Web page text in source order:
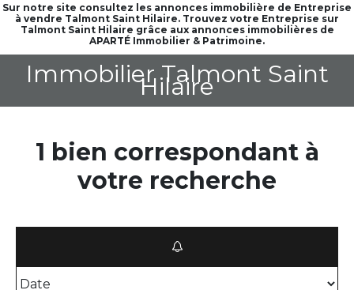
Sur notre site consultez les annonces immobilière de Entreprise
à vendre Talmont Saint Hilaire. Trouvez votre Entreprise sur
Talmont Saint Hilaire grâce aux annonces immobilières de
APARTÉ Immobilier & Patrimoine.
Immobilier Talmont Saint
Hilaire
1 bien correspondant à
votre recherche